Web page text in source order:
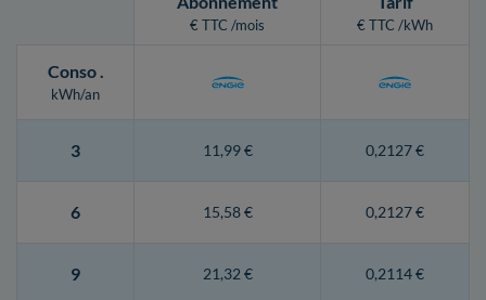
€ TTC /mois € TTC /kWh
Conso.
kWh/an
3 11,99 € 0,2127 €
6 15,58 € 0,2127 €
9 21,32 € 0,2114 €